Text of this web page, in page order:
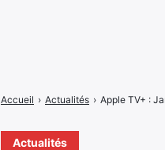
Actualités
Accueil › Actualités › Apple TV+ :